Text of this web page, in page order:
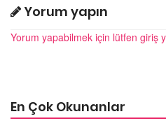
Yorum yapın
Yorum yapabilmek için lütfen giriş
En Çok Okunanlar